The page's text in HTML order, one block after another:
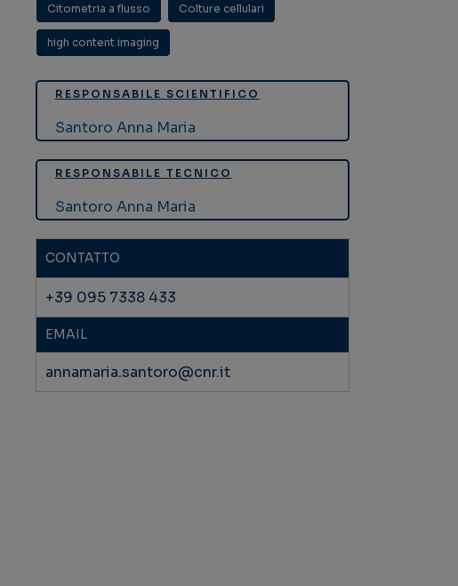
Citometria a flusso Colture cellulari
high content imaging
RESPONSABILE SCIENTIFICO
Santoro Anna Maria
RESPONSABILE TECNICO
Santoro Anna Maria
CONTATTO
+39 095 7338 433
EMAIL
annamaria.santoro@cnr.it